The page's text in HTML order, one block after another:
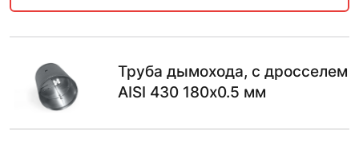
Труба дымохода, с дросселем
AISI 430 180х0.5 мм